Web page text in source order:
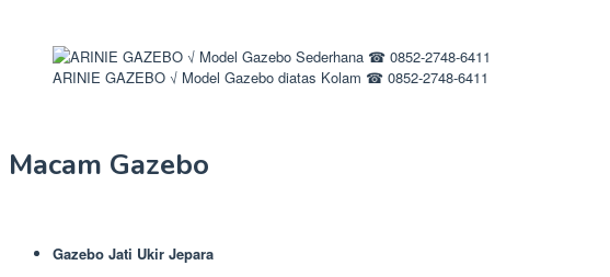
ARINIE GAZEBO √ Model Gazebo diatas Kolam ☎ 0852-2748-6411
Macam Gazebo
Gazebo Jati Ukir Jepara